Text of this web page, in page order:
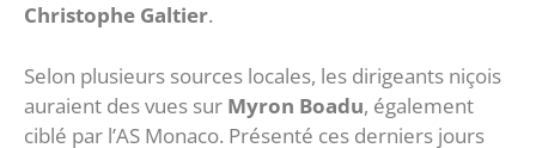
Christophe Galtier.
Selon plusieurs sources locales, les dirigeants niçois
auraient des vues sur Myron Boadu, également
ciblé par l’AS Monaco. Présenté ces derniers jours